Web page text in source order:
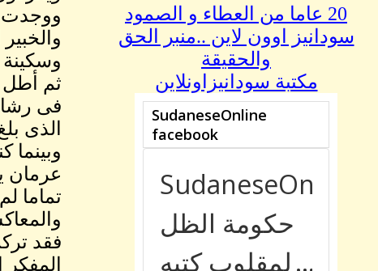
20 عاما من العطاء و الصمود
سودانيز اوون لاين ..منبر الحق
والحقيقة
مكتبة سودانيزاونلاين
ووجدت
وسكينة
ثم أطل
فى
الذى
عرمان
تماما
فقد